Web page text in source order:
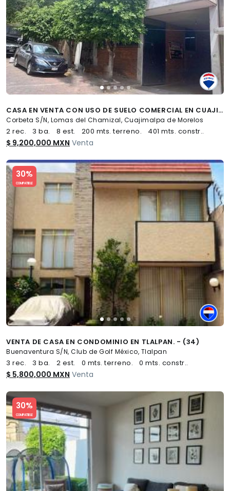
CASA EN VENTA CON USO DE SUELO COMERCIAL EN CUAJIMALPA LOMAS DEL CHAMIZAL - (34)
Corbeta S/N, Lomas del Chamizal, Cuajimalpa de Morelos
2 rec. 3 ba. 8 est. 200 mts. terreno. 401 mts. constr..
$ 9,200,000 MXN Venta
30%
COMPATIBLE
Slide 1 of 5
VENTA DE CASA EN CONDOMINIO EN TLALPAN. - (34)
Buenaventura S/N, Club de Golf México, Tlalpan
3 rec. 3 ba. 2 est. 0 mts. terreno. 0 mts. constr..
$ 5,800,000 MXN Venta
30%
COMPATIBLE
Slide 1 of 5